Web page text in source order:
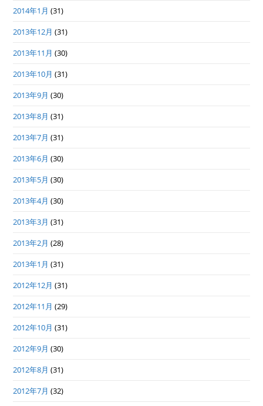
2014年1月 (31)
2013年12月 (31)
2013年11月 (30)
2013年10月 (31)
2013年9月 (30)
2013年8月 (31)
2013年7月 (31)
2013年6月 (30)
2013年5月 (30)
2013年4月 (30)
2013年3月 (31)
2013年2月 (28)
2013年1月 (31)
2012年12月 (31)
2012年11月 (29)
2012年10月 (31)
2012年9月 (30)
2012年8月 (31)
2012年7月 (32)